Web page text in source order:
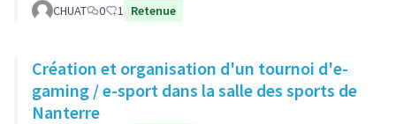
CHUAT 0 1 Retenue
Création et organisation d'un tournoi d'e-
gaming / e-sport dans la salle des sports de
Nanterre